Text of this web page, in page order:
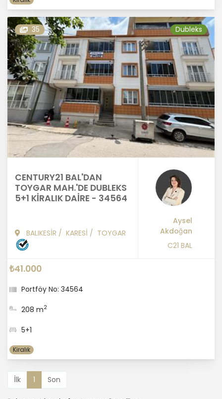
35 Dubleks
CENTURY21 BAL'DAN
TOYGAR MAH.'DE DUBLEKS
5+1 KİRALIK DAİRE - 34564
BALIKESİR / KARESİ / TOYGAR
Aysel
Akdoğan
C21 BAL
₺41.000
Portföy No: 34564
208 m2
5+1
Kiralık
İlk 1 Son